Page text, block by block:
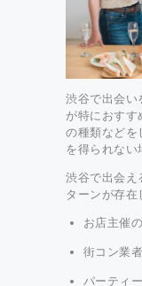
渋谷で出会い
が特におすす
の種類などを
を得られない
渋谷で出会え
ターンが存在
お店主催
街コン業者
パーティ